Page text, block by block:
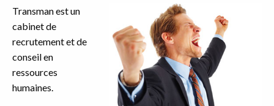
Transman est un
cabinet de
recrutement et de
conseil en
ressources
humaines.